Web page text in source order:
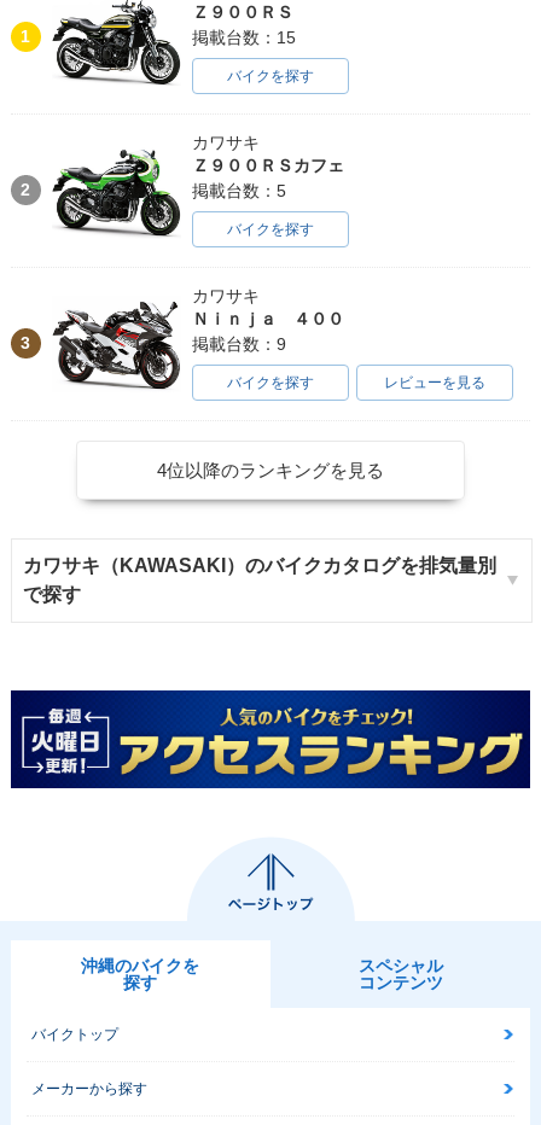
1
Ｚ９００ＲＳ
掲載台数：15
バイクを探す
2
カワサキ
Ｚ９００ＲＳカフェ
掲載台数：5
バイクを探す
3
カワサキ
Ｎｉｎｊａ ４００
掲載台数：9
バイクを探す レビューを見る
4位以降のランキングを見る
カワサキ（KAWASAKI）のバイクカタログを排気量別
で探す
沖縄のバイクを
探す
スペシャル
コンテンツ
バイクトップ
メーカーから探す